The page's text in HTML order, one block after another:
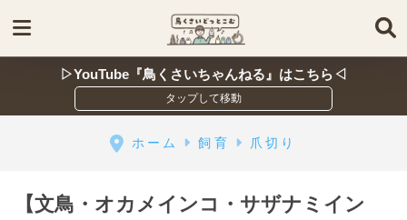
▷YouTube『鳥くさいちゃんねる』はこちら◁
ホーム 飼育 爪切り
【文鳥・オカメインコ・サザナミイン